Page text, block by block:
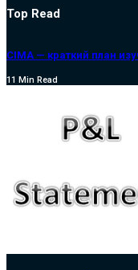
Top Read
CIMA — краткий план
11 Min Read